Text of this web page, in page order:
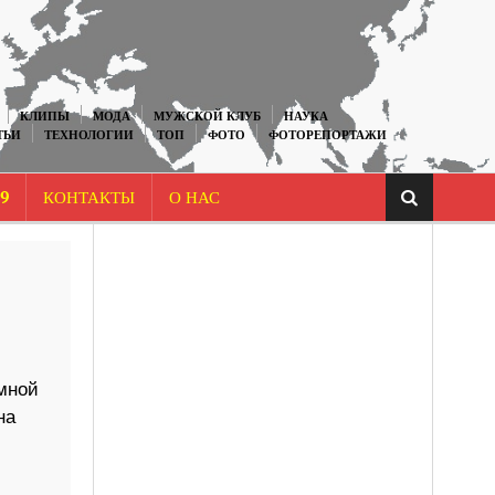
КЛИПЫ МОДА МУЖСКОЙ КЛУБ
НАУКА
ТЕХНОЛОГИИ ТОП ФОТО
ФОТОРЕПОРТАЖИ
КОНТАКТЫ О НАС